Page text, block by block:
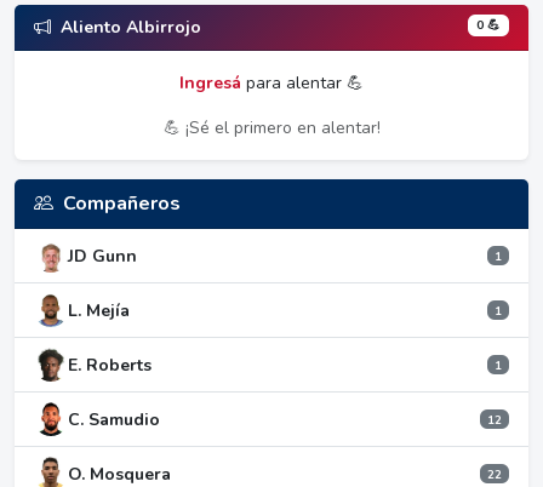
Aliento Albirrojo 0 💪
Ingresá para alentar 💪
💪 ¡Sé el primero en alentar!
Compañeros
JD Gunn 1
L. Mejía 1
E. Roberts 1
C. Samudio 12
O. Mosquera 22